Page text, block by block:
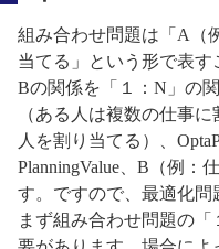
組み合わせ問題は「A（
当てる」という形で表
Bの関係を「１：N」の
（ある人は複数の仕事
人を割り当てる）、
PlanningValue、B（例：
す。ですので、最適化問
まず組み合わせ問題の